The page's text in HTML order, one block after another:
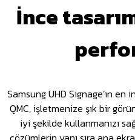
İnce
Samsung UHD Signage’ın en
QMC, işletmenize şık bir
iyi şekilde kullanmanızı